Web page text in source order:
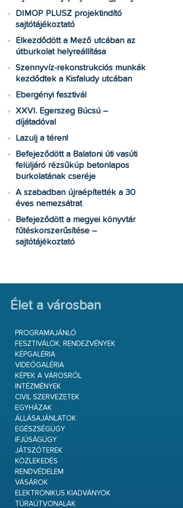
DIMOP PLUSZ projektindító
sajtótájékoztató
Elkezdődött a Mező utcában az
útburkolat helyreállítása
Szennyvíz-rekonstrukciós munkák
kezdődtek a Kisfaludy utcában
Ebergényi fesztivál
XXVI. Egerszeg Búcsú –
díjátadóval
Lazulj a téren!
Befejeződött a Balatoni úti vasúti
felüljáró rézsűkúp betonlapos
burkolatának cseréje
A szabadban újraépítették a 30
éves nemezsátrat
Befejeződött a megyei könyvtár
fűtéskorszerűsítése –
sajtótájékoztató
Élet a városban
PROGRAMAJÁNLÓ
FESZTIVÁLOK, RENDEZVÉNYEK
KÉPGALÉRIA
VIDEÓGALÉRIA
KÉPEK A VÁROSRÓL
INTÉZMÉNYEK
CIVIL SZERVEZETEK
EGYHÁZAK
ÁLLÁSAJÁNLATOK
EGÉSZSÉGÜGY
IFJÚSÁGÜGY
JÁTSZÓTEREK
KÖZLEKEDÉS
RENDVÉDELEM
VÁSÁROK
ELEKTRONIKUS KIADVÁNYOK
TÚRAÚTVONALAK